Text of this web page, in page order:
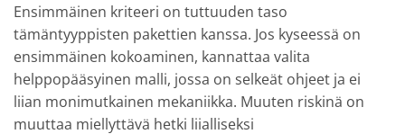
Ensimmäinen kriteeri on tuttuuden taso
tämäntyyppisten pakettien kanssa. Jos kyseessä on
ensimmäinen kokoaminen, kannattaa valita
helppopääsyinen malli, jossa on selkeät ohjeet ja ei
liian monimutkainen mekaniikka. Muuten riskinä on
muuttaa miellyttävä hetki liialliseksi